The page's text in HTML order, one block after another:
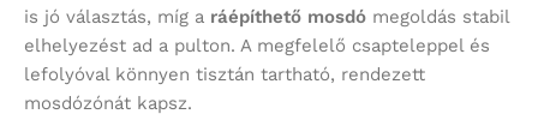
is jó választás, míg a ráépíthető mosdó megoldás stabil
elhelyezést ad a pulton. A megfelelő csapteleppel és
lefolyóval könnyen tisztán tartható, rendezett
mosdózónát kapsz.